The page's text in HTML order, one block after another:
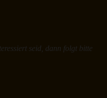
seid, dann folgt bitte